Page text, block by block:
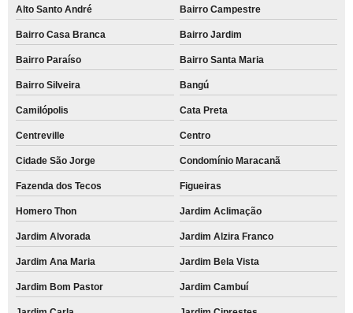
Alto Santo André Bairro Campestre
Bairro Casa Branca Bairro Jardim
Bairro Paraíso Bairro Santa Maria
Bairro Silveira Bangú
Camilópolis Cata Preta
Centreville Centro
Cidade São Jorge Condomínio Maracanã
Fazenda dos Tecos Figueiras
Homero Thon Jardim Aclimação
Jardim Alvorada Jardim Alzira Franco
Jardim Ana Maria Jardim Bela Vista
Jardim Bom Pastor Jardim Cambuí